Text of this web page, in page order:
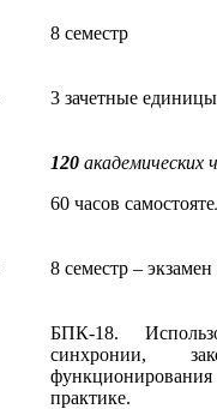
8 семестр
3 зачетные единицы
120 академических
60 часов
8 семестр – экзамен
БПК-18.
синхронии,
практике.